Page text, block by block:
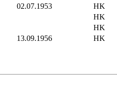
02.07.1953
HK
HK
HK
13.09.1956 HK